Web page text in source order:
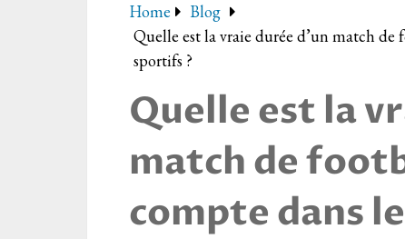
Home
Blog
Quelle est la vraie durée d’un match de
sportifs ?
Quelle est la
match de
compte dans